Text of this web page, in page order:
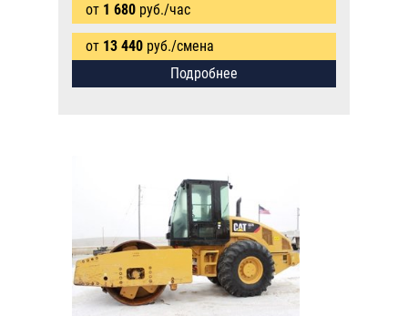
от 1 680 руб./час
от 13 440 руб./смена
Подробнее